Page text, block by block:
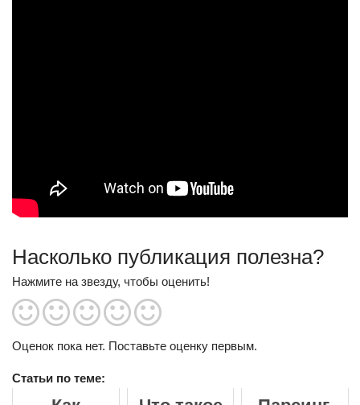
Насколько публикация полезна?
Нажмите на звезду, чтобы оценить!
Оценок пока нет. Поставьте оценку первым.
Статьи по теме: